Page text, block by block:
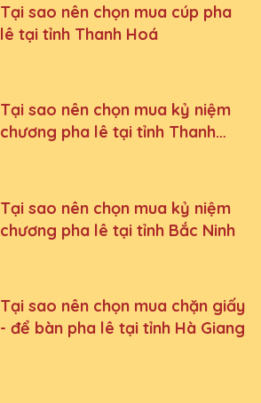
Tại sao nên chọn mua cúp pha
lê tại tỉnh Thanh Hoá
Tại sao nên chọn mua kỷ niệm
chương pha lê tại tỉnh Thanh
Tại sao nên chọn mua kỷ niệm
chương pha lê tại tỉnh Bắc Ninh
Tại sao nên chọn mua chặn giấy
- để bàn pha lê tại tỉnh Hà Giang